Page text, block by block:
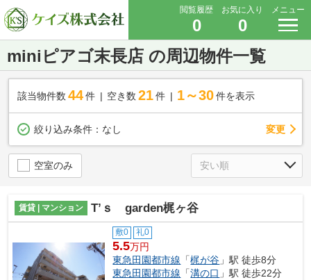
閲覧履歴
0
お気に入り
0
メニュー
miniピアゴ末長店 の周辺物件一覧
該当物件数 44件 空き数 21 件 1～30 件を表示
絞り込み条件： なし 変更
空室のみ
賃貸 | マンション T’ｓ garden梶ヶ谷
敷0 礼0
5.5万円
東急田園都市線 「梶が谷 」駅 徒歩8分
東急田園都市線 「溝の口 」駅 徒歩22分